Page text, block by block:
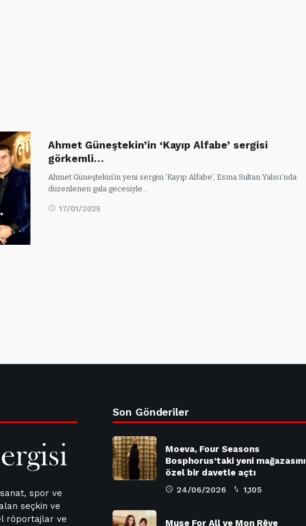
Ahmet Güneştekin’in ‘Kayıp Alfabe’ sergisi
görkemli…
Ahmet Güneştekin’in yeni sergisi ‘Kayıp Alfabe’, Esma Sultan Yalısı’nda
düzenlenen gala gecesiyle…
17/01/2025
spor ve
seçkin ve
röportajlar ve
Son Gönderiler
Moeva, Four Seasons
Bosphorus’taki yeni mağazasını
özel bir davetle açtı
24/06/2026 1,105
Muse For All ve Mon Rêve